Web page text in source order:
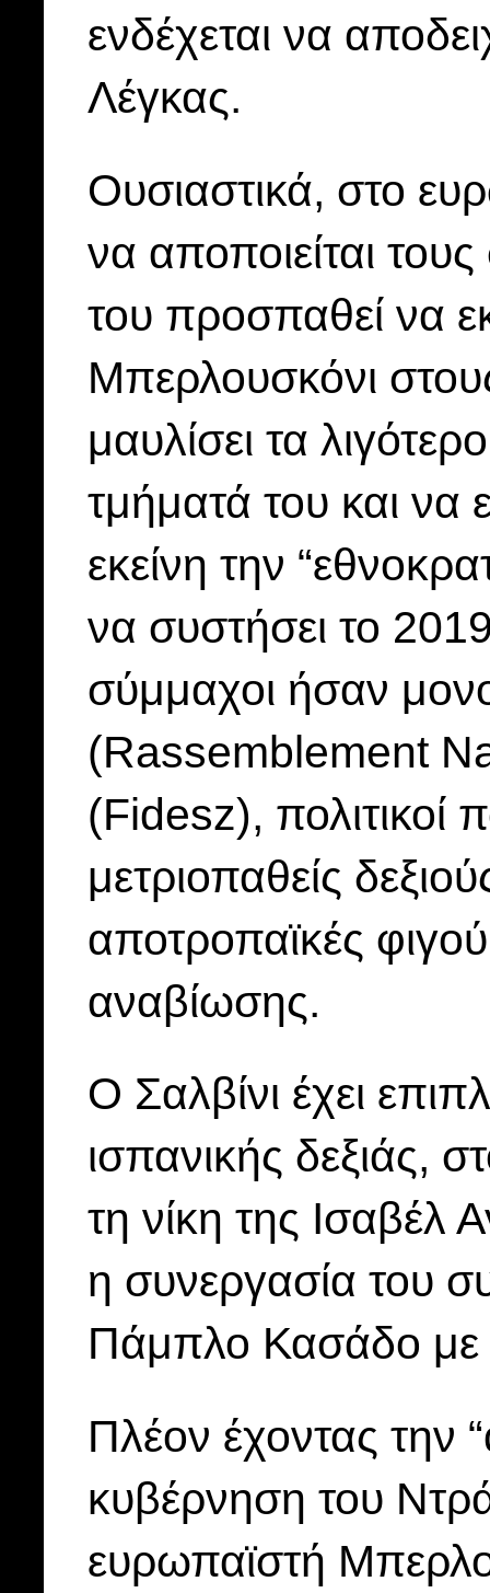
ενδέχεται να
Λέγκας.
Ουσιαστικά, στο
να αποποιείται
του προσπαθεί να
Μπερλουσκόνι
μαυλίσει τα
τμήματά του και να
εκείνη την
να συστήσει το
σύμμαχοι ήσαν
(Rassemblement
(Fidesz), πολιτικοί
μετριοπαθείς
αποτροπαϊκές
αναβίωσης.
Ο Σαλβίνι έχει
ισπανικής δεξιάς,
τη νίκη της Ισαβέλ
η συνεργασία του
Πάμπλο Κασάδο με
Πλέον έχοντας την
κυβέρνηση του
ευρωπαϊστή